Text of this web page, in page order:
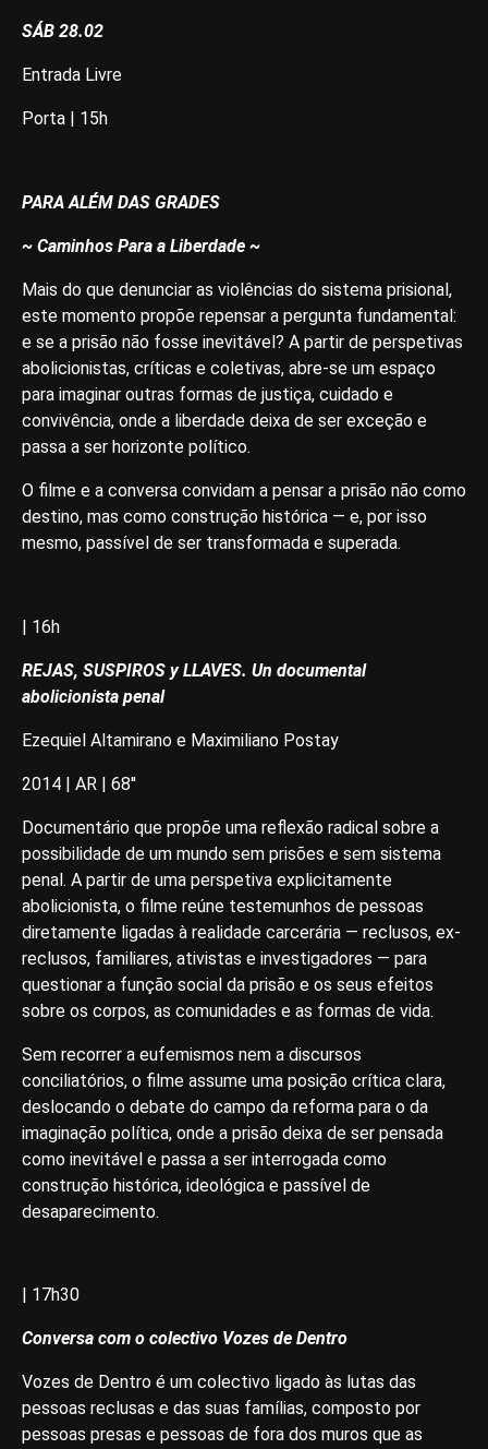
SÁB 28.02
Entrada Livre
Porta | 15h
PARA ALÉM DAS GRADES
~ Caminhos Para a Liberdade ~
Mais do que denunciar as violências do sistema prisional,
este momento propõe repensar a pergunta fundamental:
e se a prisão não fosse inevitável? A partir de perspetivas
abolicionistas, críticas e coletivas, abre-se um espaço
para imaginar outras formas de justiça, cuidado e
convivência, onde a liberdade deixa de ser exceção e
passa a ser horizonte político.
O filme e a conversa convidam a pensar a prisão não como
destino, mas como construção histórica — e, por isso
mesmo, passível de ser transformada e superada.
| 16h
REJAS, SUSPIROS y LLAVES. Un documental
abolicionista penal
Ezequiel Altamirano e Maximiliano Postay
2014 | AR | 68''
Documentário que propõe uma reflexão radical sobre a
possibilidade de um mundo sem prisões e sem sistema
penal. A partir de uma perspetiva explicitamente
abolicionista, o filme reúne testemunhos de pessoas
diretamente ligadas à realidade carcerária — reclusos, ex-
reclusos, familiares, ativistas e investigadores — para
questionar a função social da prisão e os seus efeitos
sobre os corpos, as comunidades e as formas de vida.
Sem recorrer a eufemismos nem a discursos
conciliatórios, o filme assume uma posição crítica clara,
deslocando o debate do campo da reforma para o da
imaginação política, onde a prisão deixa de ser pensada
como inevitável e passa a ser interrogada como
construção histórica, ideológica e passível de
desaparecimento.
| 17h30
Conversa com o colectivo Vozes de Dentro
Vozes de Dentro é um colectivo ligado às lutas das
pessoas reclusas e das suas famílias, composto por
pessoas presas e pessoas de fora dos muros que as